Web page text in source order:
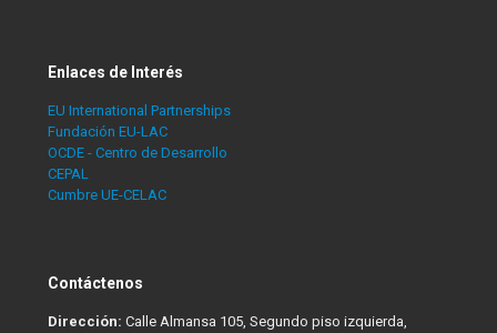
Enlaces de Interés
EU International Partnerships
Fundación EU-LAC
OCDE - Centro de Desarrollo
CEPAL
Cumbre UE-CELAC
Contáctenos
Dirección: Calle Almansa 105, Segundo piso izquierda,